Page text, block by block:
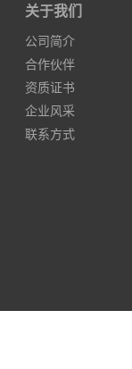
关于我们
公司简介
合作伙伴
资质证书
企业风采
联系方式